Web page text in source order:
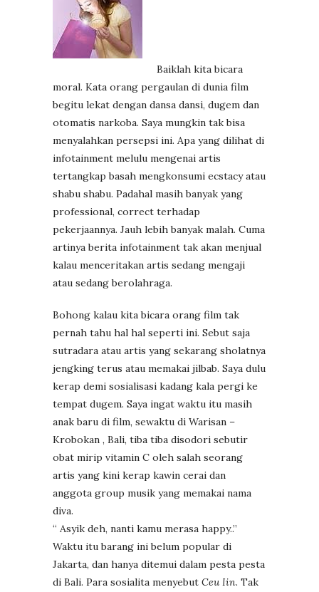
Baiklah kita bicara
moral. Kata orang pergaulan di dunia film
begitu lekat dengan dansa dansi, dugem dan
otomatis narkoba. Saya mungkin tak bisa
menyalahkan persepsi ini. Apa yang dilihat di
infotainment melulu mengenai artis
tertangkap basah mengkonsumi ecstacy atau
shabu shabu. Padahal masih banyak yang
professional, correct terhadap
pekerjaannya. Jauh lebih banyak malah. Cuma
artinya berita infotainment tak akan menjual
kalau menceritakan artis sedang mengaji
atau sedang berolahraga.
Bohong kalau kita bicara orang film tak
pernah tahu hal hal seperti ini. Sebut saja
sutradara atau artis yang sekarang sholatnya
jengking terus atau memakai jilbab. Saya dulu
kerap demi sosialisasi kadang kala pergi ke
tempat dugem. Saya ingat waktu itu masih
anak baru di film, sewaktu di Warisan –
Krobokan , Bali, tiba tiba disodori sebutir
obat mirip vitamin C oleh salah seorang
artis yang kini kerap kawin cerai dan
anggota group musik yang memakai nama
diva.
“ Asyik deh, nanti kamu merasa happy..”
Waktu itu barang ini belum popular di
Jakarta, dan hanya ditemui dalam pesta pesta
di Bali. Para sosialita menyebut Ceu Iin. Tak